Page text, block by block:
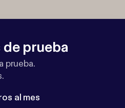
de prueba
prueba.
al mes